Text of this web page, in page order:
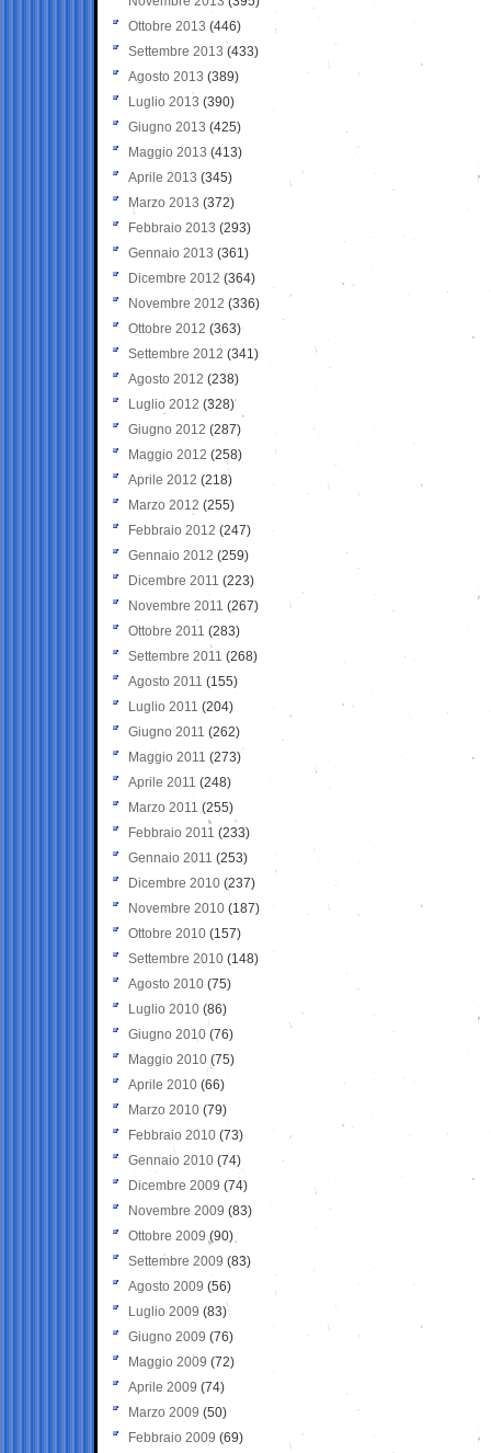
Ottobre 2013 (446)
Settembre 2013 (433)
Agosto 2013 (389)
Luglio 2013 (390)
Giugno 2013 (425)
Maggio 2013 (413)
Aprile 2013 (345)
Marzo 2013 (372)
Febbraio 2013 (293)
Gennaio 2013 (361)
Dicembre 2012 (364)
Novembre 2012 (336)
Ottobre 2012 (363)
Settembre 2012 (341)
Agosto 2012 (238)
Luglio 2012 (328)
Giugno 2012 (287)
Maggio 2012 (258)
Aprile 2012 (218)
Marzo 2012 (255)
Febbraio 2012 (247)
Gennaio 2012 (259)
Dicembre 2011 (223)
Novembre 2011 (267)
Ottobre 2011 (283)
Settembre 2011 (268)
Agosto 2011 (155)
Luglio 2011 (204)
Giugno 2011 (262)
Maggio 2011 (273)
Aprile 2011 (248)
Marzo 2011 (255)
Febbraio 2011 (233)
Gennaio 2011 (253)
Dicembre 2010 (237)
Novembre 2010 (187)
Ottobre 2010 (157)
Settembre 2010 (148)
Agosto 2010 (75)
Luglio 2010 (86)
Giugno 2010 (76)
Maggio 2010 (75)
Aprile 2010 (66)
Marzo 2010 (79)
Febbraio 2010 (73)
Gennaio 2010 (74)
Dicembre 2009 (74)
Novembre 2009 (83)
Ottobre 2009 (90)
Settembre 2009 (83)
Agosto 2009 (56)
Luglio 2009 (83)
Giugno 2009 (76)
Maggio 2009 (72)
Aprile 2009 (74)
Marzo 2009 (50)
Febbraio 2009 (69)